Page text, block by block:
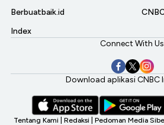
Berbuatbaik.id
Index
Connect With
Download aplikasi CNBC
Tentang Kami Redaksi Pedoman Media